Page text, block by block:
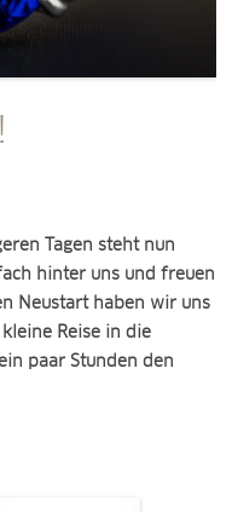
Tagen steht nun
hinter uns und freuen
Neustart haben wir uns
Reise in die
paar Stunden den